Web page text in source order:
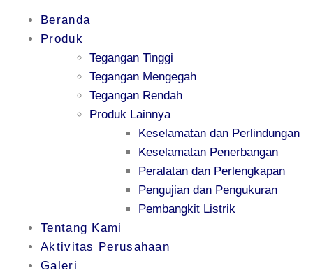
Beranda
Produk
Tegangan Tinggi
Tegangan Mengegah
Tegangan Rendah
Produk Lainnya
Keselamatan dan Perlindungan
Keselamatan Penerbangan
Peralatan dan Perlengkapan
Pengujian dan Pengukuran
Pembangkit Listrik
Tentang Kami
Aktivitas Perusahaan
Galeri